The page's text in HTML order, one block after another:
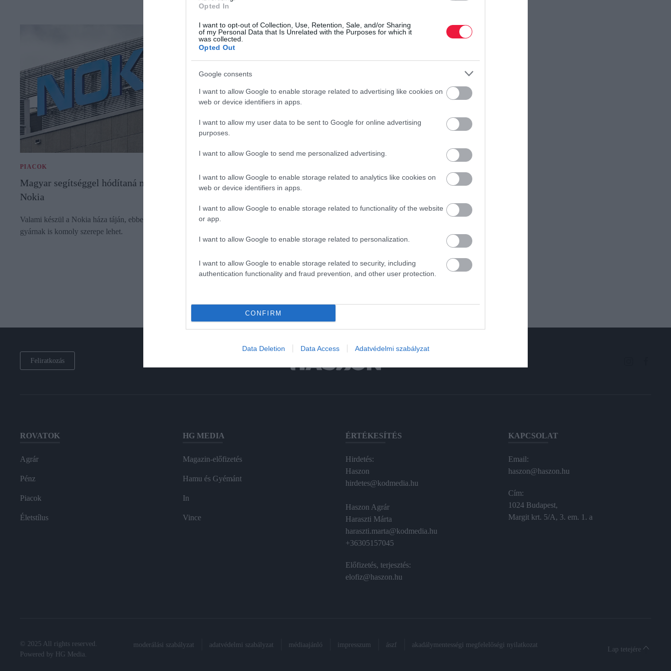
Opted In
I want to opt-out of Collection, Use, Retention, Sale, and/or Sharing
of my Personal Data that Is Unrelated with the Purposes for which it
was collected.
Opted Out
Google consents
I want to allow Google to enable storage related to advertising like cookies on
web or device identifiers in apps.
I want to allow my user data to be sent to Google for online advertising
purposes.
I want to allow Google to send me personalized advertising.
I want to allow Google to enable storage related to analytics like cookies on
web or device identifiers in apps.
I want to allow Google to enable storage related to functionality of the website
or app.
I want to allow Google to enable storage related to personalization.
I want to allow Google to enable storage related to security, including
authentication functionality and fraud prevention, and other user protection.
CONFIRM
Data Deletion Data Access Adatvédelmi szabályzat
PIACOK
Magyar segítséggel hódítaná meg újra a világot a
Nokia
Valami készül a Nokia háza táján, ebben pedig egy magyar
gyárnak is komoly szerepe lehet.
Visszatértek az Iveco TurboStar kamionok limitált
Feliratkozás
ROVATOK
Agrár
Pénz
Piacok
Életstílus
HG MEDIA
Magazin-előfizetés
Hamu és Gyémánt
In
Vince
ÉRTÉKESÍTÉS
Hirdetés:
Haszon
hirdetes@kodmedia.hu
Haszon Agrár
Haraszti Márta
haraszti.marta@kodmedia.hu
+36305157045
Előfizetés, terjesztés:
elofiz@haszon.hu
KAPCSOLAT
Email:
haszon@haszon.hu
Cím:
1024 Budapest,
Margit krt. 5/A, 3. em. 1. a
© 2025 All rights reserved.
Powered by
HG Media
moderálási szabályzat adatvédelmi szabályzat médiaajánló impresszum ászf akadálymentességi megfelelőségi nyilatkozat
Lap tetejére